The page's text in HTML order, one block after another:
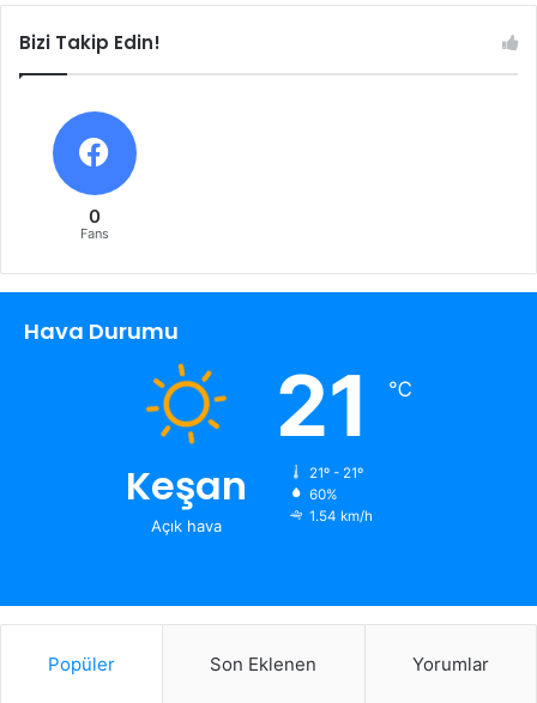
Bizi Takip Edin!
0
Fans
Hava Durumu
Keşan
Açık hava
21 ℃
21º - 21º
60%
1.54 km/h
Popüler Son Eklenen Yorumlar